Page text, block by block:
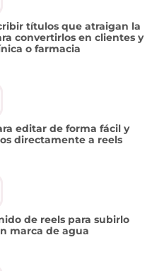
títulos que atraigan la
convertirlos en clientes y
o farmacia
editar de forma fácil y
directamente a reels
de reels para subirlo
marca de agua